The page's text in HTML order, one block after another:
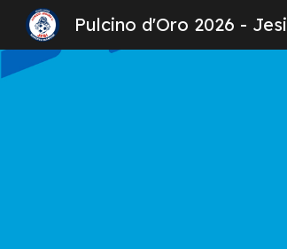
Pulcino d'Oro 2026 - Jesi